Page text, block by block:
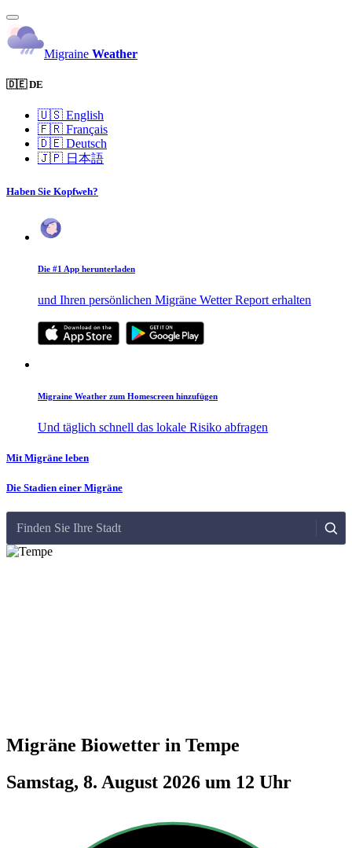
Migraine Weather
🇩🇪 DE
🇺🇸 English
🇫🇷 Français
🇩🇪 Deutsch
🇯🇵 日本語
Haben Sie Kopfweh?
Die #1 App herunterladen
und Ihren persönlichen Migräne Wetter Report erhalten
Migraine Weather zum Homescreen hinzufügen
Und täglich schnell das lokale Risiko abfragen
Mit Migräne leben
Die Stadien einer Migräne
Finden Sie Ihre Stadt
Migräne Biowetter in Tempe
Samstag, 8. August 2026 um 12 Uhr